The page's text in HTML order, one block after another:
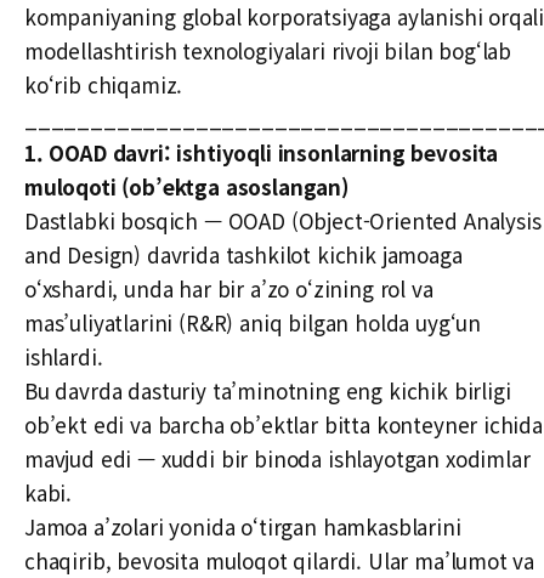
kompaniyaning global korporatsiyaga aylanishi
modellashtirish texnologiyalari rivoji bilan bog‘lab
ko‘rib chiqamiz.
1. OOAD davri: ishtiyoqli insonlarning bevosita
muloqoti (ob’ektga asoslangan)
Dastlabki bosqich — OOAD (Object-Oriented Analysis
and Design) davrida tashkilot kichik jamoaga
o‘xshardi, unda har bir a’zo o‘zining rol va
mas’uliyatlarini (R&R) aniq bilgan holda uyg‘un
ishlardi.
Bu davrda dasturiy ta’minotning eng kichik birligi
ob’ekt edi va barcha ob’ektlar bitta konteyner ichida
mavjud edi — xuddi bir binoda ishlayotgan xodimlar
kabi.
Jamoa a’zolari yonida o‘tirgan hamkasblarini
chaqirib, bevosita muloqot qilardi. Ular ma’lumot va